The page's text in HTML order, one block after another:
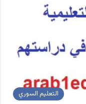
التعليم السوري